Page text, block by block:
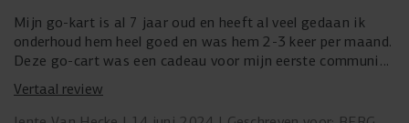
Mijn go-kart is al 7 jaar oud en heeft al veel gedaan ik
onderhoud hem heel goed en was hem 2-3 keer per maand.
Deze go-cart was een cadeau voor mijn eerste communie
en rijd er 7 jaar later nog mee hopelijk gaat hij nog lang
mee.
Deze go-kart is dus zeker een must have
Vertaal review